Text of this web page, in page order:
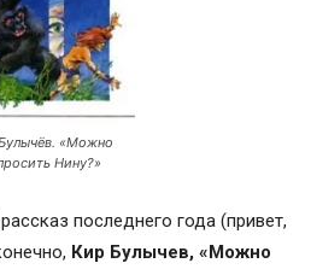
«Можно
Нину?»
последнего года (привет,
Кир Булычев, «Можно